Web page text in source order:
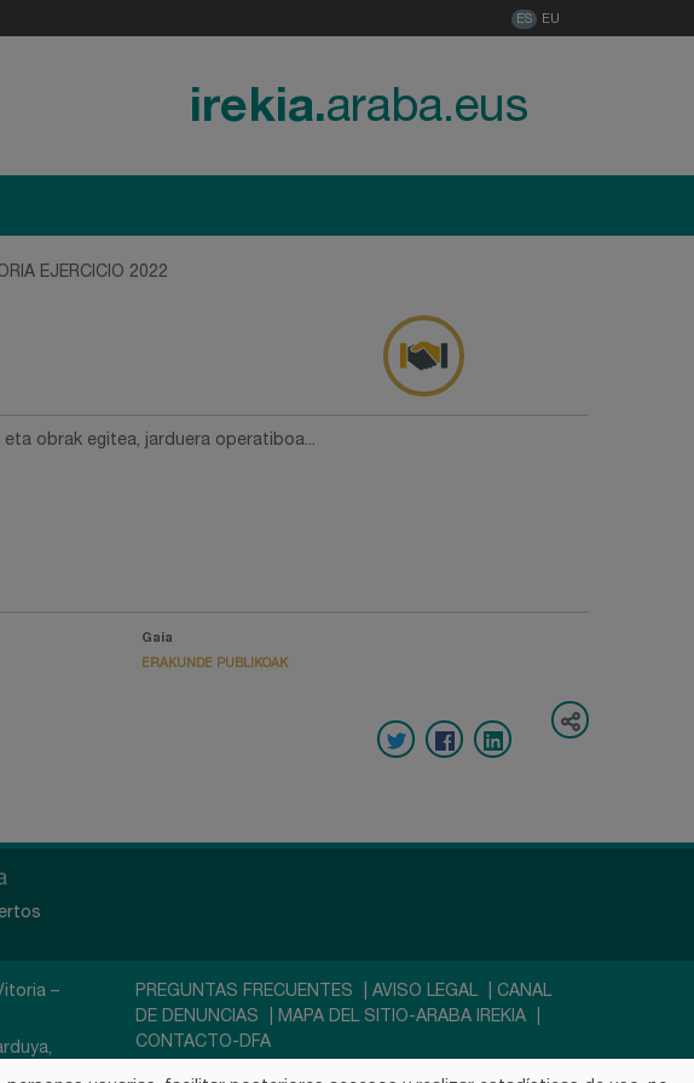
ES EU
irekia.araba.eus
EJERCICIO 2022
obrak egitea, jarduera operatiboa...
Gaia
ERAKUNDE PUBLIKOAK
–
PREGUNTAS FRECUENTES AVISO LEGAL
CANAL
DE DENUNCIAS
MAPA DEL SITIO-ARABA IREKIA
CONTACTO-DFA